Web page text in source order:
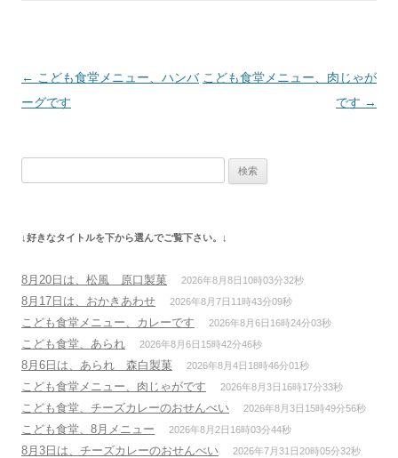
投
稿
ン
← こども食堂メニュー、ハンバ
ーグです
こども食堂メニュー、肉じゃが
です →
↓好きなタイトルを下から選んでご覧下さい。↓
8月20日は、松風 原口製菓 2026年8月8日10時03分32秒
8月17日は、おかきあわせ 2026年8月7日11時43分09秒
こども食堂メニュー、カレーです 2026年8月6日16時24分03秒
こども食堂、あられ 2026年8月6日15時42分46秒
8月6日は、あられ 森白製菓 2026年8月4日18時46分01秒
こども食堂メニュー、肉じゃがです 2026年8月3日16時17分33秒
こども食堂、チーズカレーのおせんべい 2026年8月3日15時49分56秒
こども食堂、8月メニュー 2026年8月2日16時03分44秒
8月3日は、チーズカレーのおせんべい 2026年7月31日20時05分32秒